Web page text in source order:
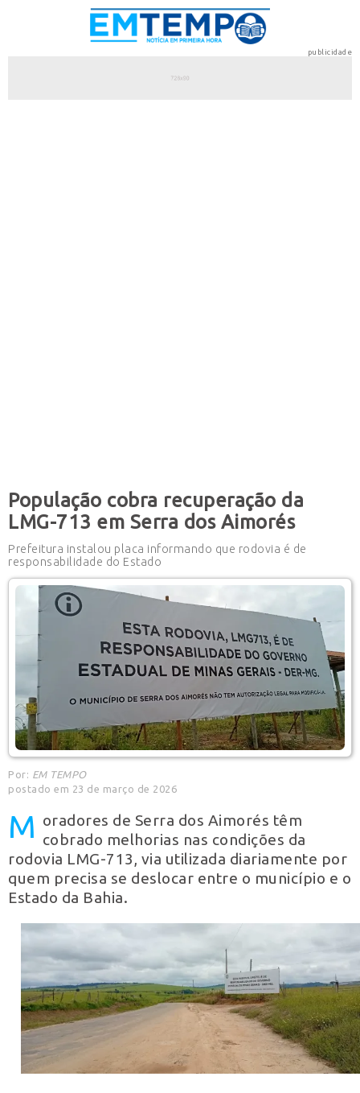
publicidade
População cobra recuperação da
LMG-713 em Serra dos Aimorés
Prefeitura instalou placa informando que rodovia é de
responsabilidade do Estado
Por: EM TEMPO
postado em 23 de março de 2026
M oradores de Serra dos Aimorés têm
cobrado melhorias nas condições da
rodovia LMG-713, via utilizada diariamente por
quem precisa se deslocar entre o município e o
Estado da Bahia.